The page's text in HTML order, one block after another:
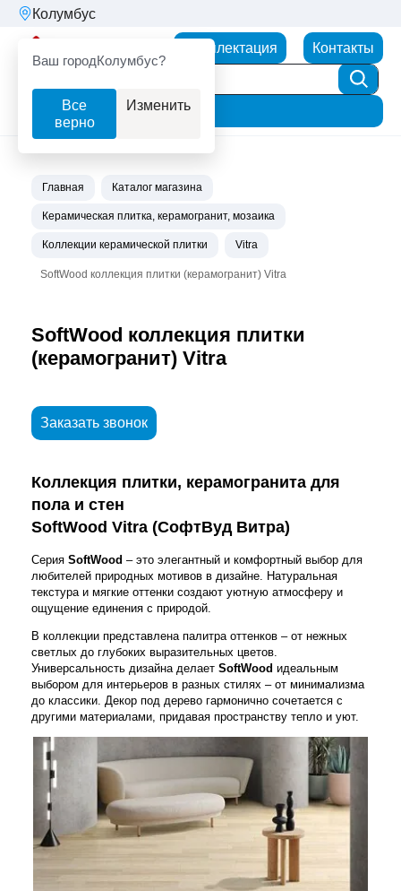
Колумбус
Ваш городКолумбус?
Все
верно
Изменить
Комплектация Контакты
Фильтр
Главная Каталог магазина
Керамическая плитка, керамогранит, мозаика
Коллекции керамической плитки Vitra
SoftWood коллекция плитки (керамогранит) Vitra
SoftWood коллекция плитки
(керамогранит) Vitra
Заказать звонок
Коллекция плитки, керамогранита для
пола и стен
SoftWood Vitra (СофтВуд Витра)
Серия SoftWood – это элегантный и комфортный выбор для
любителей природных мотивов в дизайне. Натуральная
текстура и мягкие оттенки создают уютную атмосферу и
ощущение единения с природой.
В коллекции представлена палитра оттенков – от нежных
светлых до глубоких выразительных цветов.
Универсальность дизайна делает SoftWood идеальным
выбором для интерьеров в разных стилях – от минимализма
до классики. Декор под дерево гармонично сочетается с
другими материалами, придавая пространству тепло и уют.